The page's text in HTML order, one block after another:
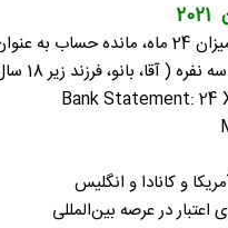
علاوه بر درآمد ماهانه 2000
مطابق فرمول زیر درآمد ثابت کنید و تمکن نشان دهید.
Bank Statement: 24
و کانادا و انگلیس
در عرصه بین‌المللی